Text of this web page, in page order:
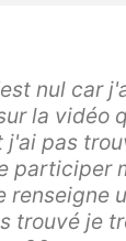
nul car
la vidéo
j'ai pas
participer
renseigne
trouvé je